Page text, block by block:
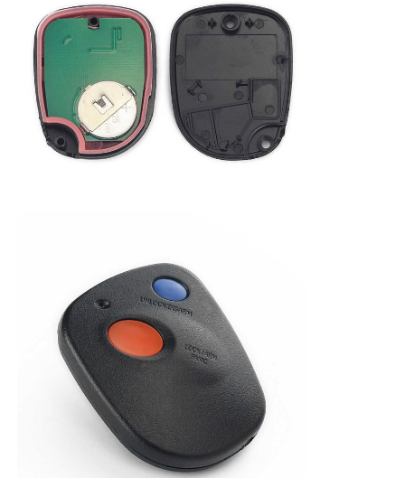
Hakkımızda
Fabrika turu
Kalite kontrol
Tüm servis talepleri
Oto Anahtarlar
araba anahtarı kabuğu